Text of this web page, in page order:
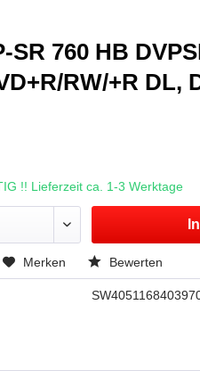
SR 760 HB
RW/+R DL,
!! Lieferzeit ca. 1-3 Werktage
Merken Bewerten